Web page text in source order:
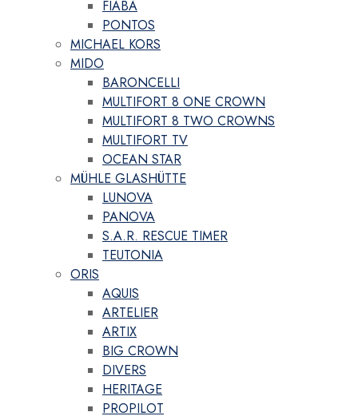
FIABA
PONTOS
MICHAEL KORS
MIDO
BARONCELLI
MULTIFORT 8 ONE CROWN
MULTIFORT 8 TWO CROWNS
MULTIFORT TV
OCEAN STAR
MÜHLE GLASHÜTTE
LUNOVA
PANOVA
S.A.R. RESCUE TIMER
TEUTONIA
ORIS
AQUIS
ARTELIER
ARTIX
BIG CROWN
DIVERS
HERITAGE
PROPILOT